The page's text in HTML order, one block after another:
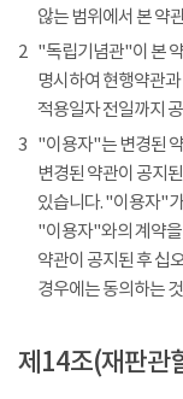
않는 범위에서 본 약
2 "독립기념관"이 본
명시하여 현행약관
적용일자 전일까지
3 "이용자"는 변경된
변경된 약관이 공지
있습니다. "이용자"
"이용자"와의 계약
약관이 공지된 후 십
경우에는 동의하는
제14조(재판관